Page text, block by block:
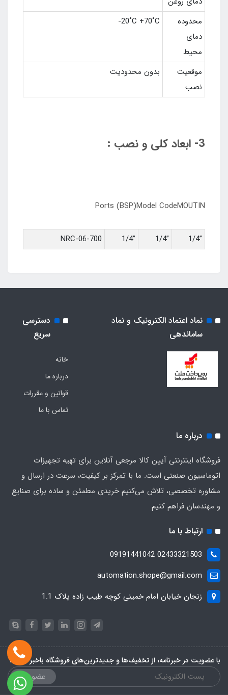
محدوده
دمای
محیط
-20˚C +70˚C
موقعیت
نصب
بدون محدودیت
3- ابعاد کلی و نصب :
Ports (BSP)Model CodeMOUTIN
NRC-06-700
نماد اعتماد الکترونیک و نماد
ساماندهی
دسترسی
سریع
خانه
درباره ما
قوانین و مقررات
تماس با ما
درباره ما
فروشگاه اینترنتی آیین کالا مرجعی آنلاین برای تهیه تجهیزات
اتوماسیون صنعتی است. ما با تمرکز بر کیفیت، سرعت در ارسال و
مشاوره تخصصی، تلاش می‌کنیم خریدی مطمئن و ساده برای صنایع
و مهندسان فراهم کنیم
ارتباط با ما
02433321503 09191441042
automation.shope@gmail.com
زنجان خیابان امام خمینی کوچه طیب زاده پلاک 1.1
با عضویت در خبرنامه، از تخفیف‌ها و جدیدترین‌های فروشگاه باخبر شوید:
عضویت